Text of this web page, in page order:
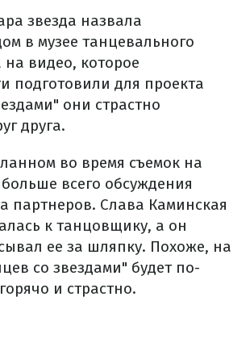
звезда назвала
в музее танцевального
на видео, которое
подготовили для проекта
они страстно
друга.
во время съемок на
всего обсуждения
партнеров. Слава Каминская
к танцовщику, а он
ее за шляпку. Похоже, на
со звездами" будет по-
и страстно.